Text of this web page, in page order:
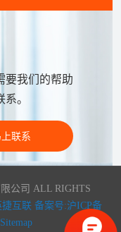
要我们的帮助
。
联系
公司 ALL RIGHTS
捷互联 备案号:沪ICP备
Sitemap